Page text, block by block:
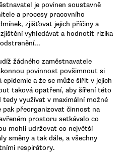
je povinen soustavně
a procesy pracovního
zjišťovat jejich příčiny a
vyhledávat a hodnotit rizika
žádného zaměstnavatele
povinnost povšimnout si
a že se může šířit v jejich
taková opatření, aby šíření této
tedy využívat v maximální možné
pak přeorganizovat činnost na
prostoru setkávalo co
mohli udržovat co největší
směny a tak dále, a všechny
respirátory.